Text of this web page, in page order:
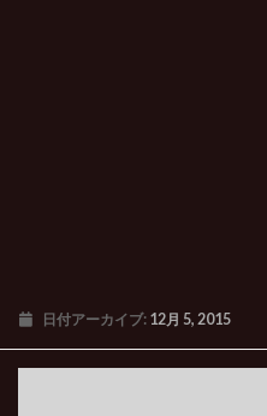
日付アーカイブ: 12月 5, 2015